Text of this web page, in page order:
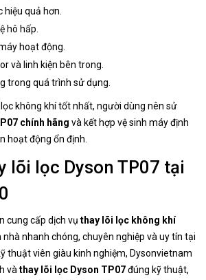
hiệu quả hơn.
hô hấp.
hoạt động.
và linh kiện bên trong.
trong quá trình sử dụng.
không khí tốt nhất, người dùng nên sử
chính hãng và kết hợp vệ sinh máy định
hoạt động ổn định.
lõi lọc Dyson TP07 tại
cung cấp dịch vụ thay lõi lọc không khí
nhà nhanh chóng, chuyên nghiệp và uy tín tại
thuật viên giàu kinh nghiệm, Dysonvietnam
và thay lõi lọc Dyson TP07đúng kỹ thuật,